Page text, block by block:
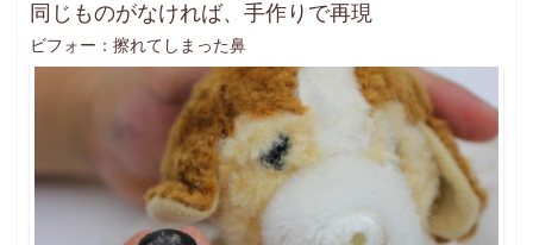
同じものがなければ、手作りで再現
ビフォー：擦れてしまった鼻